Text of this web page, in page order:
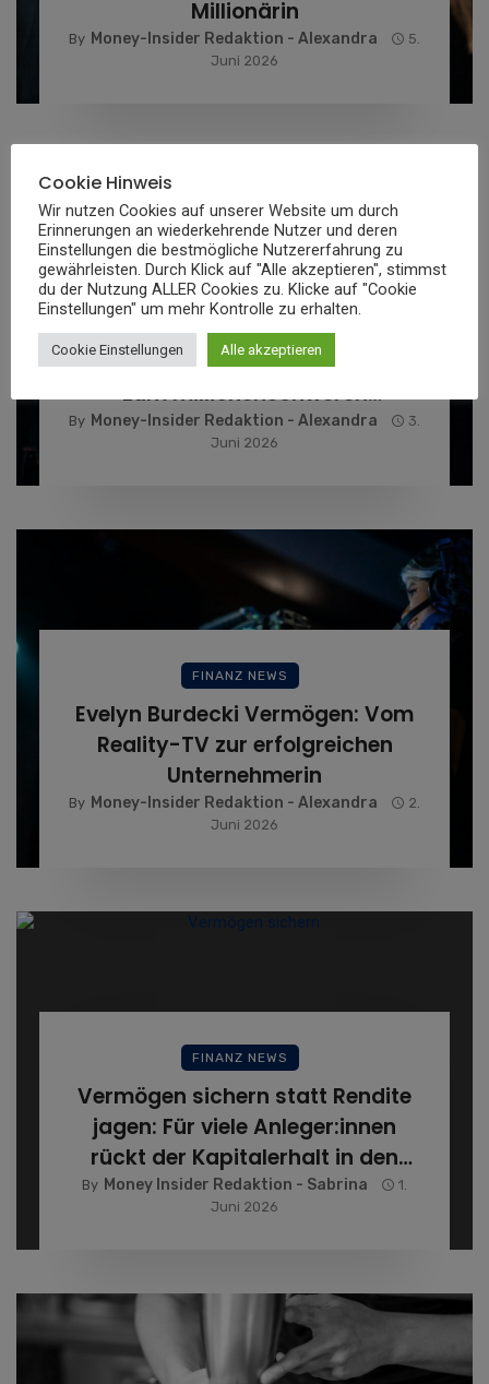
Millionärin
By Money-Insider Redaktion - Alexandra
5.
Juni 2026
FINANZ NEWS
Jean-Claude Van Damme
Vermögen: Vom Karate-Kämpfer
zum millionenschweren
Actionheld
By Money-Insider Redaktion - Alexandra
3.
Juni 2026
FINANZ NEWS
Evelyn Burdecki Vermögen: Vom
Reality-TV zur erfolgreichen
Unternehmerin
By Money-Insider Redaktion - Alexandra
2.
Juni 2026
FINANZ NEWS
Vermögen sichern statt Rendite
jagen: Für viele Anleger:innen
rückt der Kapitalerhalt in den
Fokus
By Money Insider Redaktion - Sabrina
1.
Juni 2026
Cookie Hinweis
Wir nutzen Cookies auf unserer Website um durch
Erinnerungen an wiederkehrende Nutzer und deren
Einstellungen die bestmögliche Nutzererfahrung zu
gewährleisten. Durch Klick auf "Alle akzeptieren", stimmst
du der Nutzung ALLER Cookies zu. Klicke auf "Cookie
Einstellungen" um mehr Kontrolle zu erhalten.
Cookie Einstellungen Alle akzeptieren